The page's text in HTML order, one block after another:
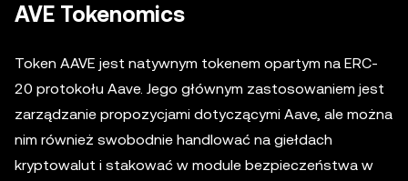
AVE Tokenomics
Token AAVE jest natywnym tokenem opartym na ERC-
20 protokołu Aave. Jego głównym zastosowaniem jest
zarządzanie propozycjami dotyczącymi Aave, ale można
nim również swobodnie handlować na giełdach
kryptowalut i stakować w module bezpieczeństwa w